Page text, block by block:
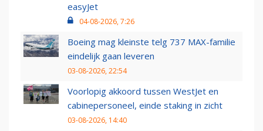
easyJet
04-08-2026, 7:26
Boeing mag kleinste telg 737 MAX-familie
eindelijk gaan leveren
03-08-2026, 22:54
Voorlopig akkoord tussen WestJet en
cabinepersoneel, einde staking in zicht
03-08-2026, 14:40